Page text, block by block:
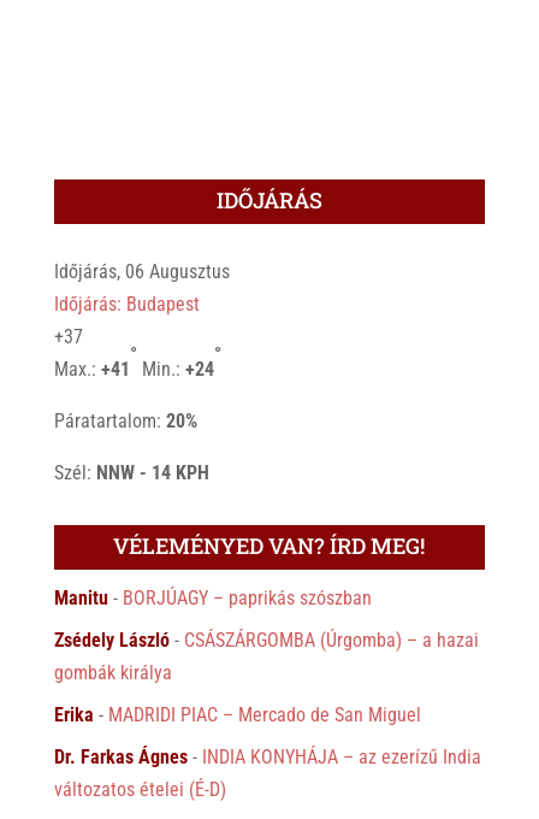
IDŐJÁRÁS
Időjárás, 06 Augusztus
Időjárás: Budapest
+37
Max.: +41
°
Min.: +24
°
Páratartalom: 20%
Szél: NNW - 14 KPH
VÉLEMÉNYED VAN? ÍRD MEG!
Manitu- BORJÚAGY – paprikás szószban
Zsédely László- CSÁSZÁRGOMBA (Úrgomba) – a hazai
gombák királya
Erika - MADRIDI PIAC – Mercado de San Miguel
Dr. Farkas Ágnes- INDIA KONYHÁJA – az ezerízű India
változatos ételei (É-D)